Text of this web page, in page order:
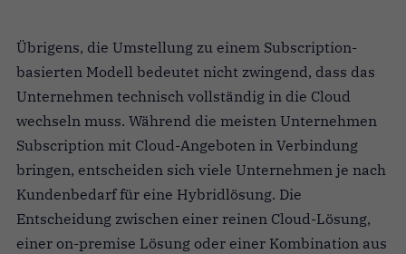
Übrigens, die Umstellung zu einem Subscription-
basierten Modell bedeutet nicht zwingend, dass das
Unternehmen technisch vollständig in die Cloud
wechseln muss. Während die meisten Unternehmen
Subscription mit Cloud-Angeboten in Verbindung
bringen, entscheiden sich viele Unternehmen je nach
Kundenbedarf für eine Hybridlösung. Die
Entscheidung zwischen einer reinen Cloud-Lösung,
einer on-premise Lösung oder einer Kombination aus